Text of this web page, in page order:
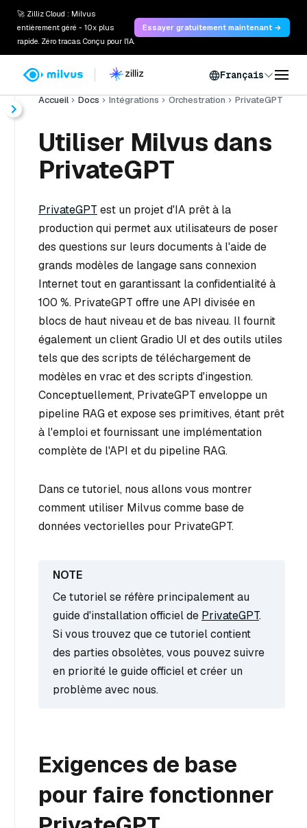
🚀 Zilliz Cloud : Milvus
entièrement géré - 10x plus
rapide. Zéro tracas. Conçu pour l'IA.
Essayer gratuitement maintenant →
Français
Accueil Docs Intégrations Orchestration PrivateGPT
Utiliser Milvus dans
PrivateGPT
PrivateGPT est un projet d'IA prêt à la
production qui permet aux utilisateurs de poser
des questions sur leurs documents à l'aide de
grands modèles de langage sans connexion
Internet tout en garantissant la confidentialité à
100 %. PrivateGPT offre une API divisée en
blocs de haut niveau et de bas niveau. Il fournit
également un client Gradio UI et des outils utiles
tels que des scripts de téléchargement de
modèles en vrac et des scripts d'ingestion.
Conceptuellement, PrivateGPT enveloppe un
pipeline RAG et expose ses primitives, étant prêt
à l'emploi et fournissant une implémentation
complète de l'API et du pipeline RAG.
Dans ce tutoriel, nous allons vous montrer
comment utiliser Milvus comme base de
données vectorielles pour PrivateGPT.
Ce tutoriel se réfère principalement au
guide d'installation officiel de PrivateGPT.
Si vous trouvez que ce tutoriel contient
des parties obsolètes, vous pouvez suivre
en priorité le guide officiel et créer un
problème avec nous.
Exigences de base
pour faire fonctionner